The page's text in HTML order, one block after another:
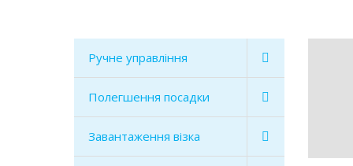
Ручне управління
Полегшення посадки
Завантаження візка